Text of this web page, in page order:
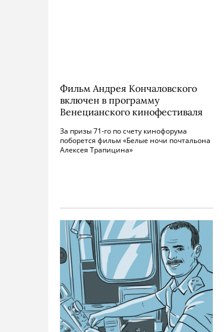
Фильм Андрея Кончаловского
включен в программу
Венецианского кинофестиваля
За призы 71-го по счету кинофорума
поборется фильм «Белые ночи почтальона
Алексея Трапицина»